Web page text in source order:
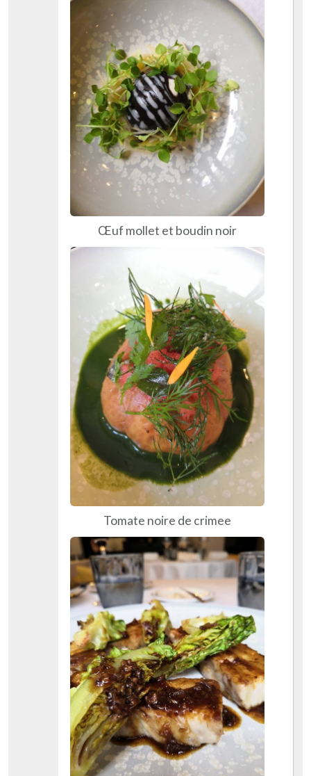
Œuf mollet et boudin noir
Tomate noire de crimee